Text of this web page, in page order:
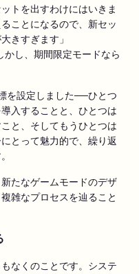
トを出すわけにはいきま
ことになるので、新セッ
きすぎます」
し、期間限定モードなら
を設定しました──ひとつ
入することと、ひとつは
と、そしてもうひとつは
とって魅力的で、繰り返
たなゲームモードのデザ
雑なプロセスを辿ること
なくのことです。システ